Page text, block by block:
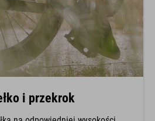
i przekrok
na odpowiedniej wysokości